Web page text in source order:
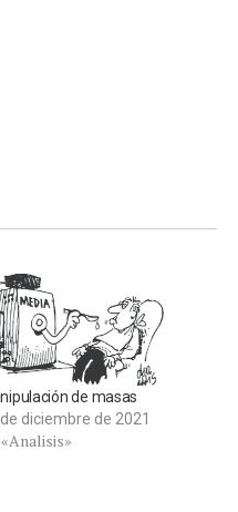
de masas
diciembre de 2021